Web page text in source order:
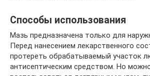
Способы использования
Мазь предназначена только для
Перед нанесением лекарственного
протереть обрабатываемый участок
антисептическим средством. Но